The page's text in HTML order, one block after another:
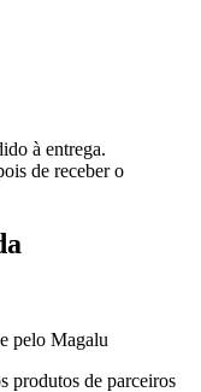
à entrega.
de receber o
pelo Magalu
produtos de parceiros